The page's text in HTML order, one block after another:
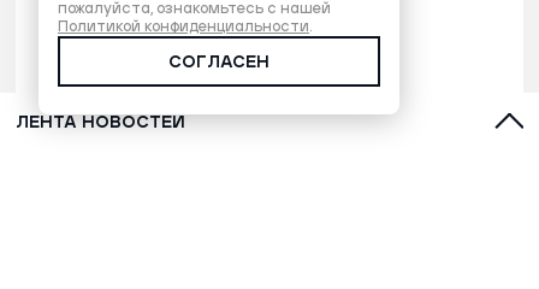
ЛЕНТА НОВОСТЕЙ
пожалуйста, ознакомьтесь с нашей
Политикой конфиденциальности.
СОГЛАСЕН